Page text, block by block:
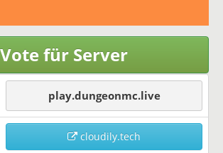
Vote für Server
play.dungeonmc.live
cloudily.tech